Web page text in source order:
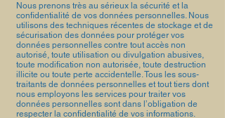
Nous prenons très au sérieux la sécurité et la
confidentialité de vos données personnelles. Nous
utilisons des techniques récentes de stockage et de
sécurisation des données pour protéger vos
données personnelles contre tout accès non
autorisé, toute utilisation ou divulgation abusives,
toute modification non autorisée, toute destruction
illicite ou toute perte accidentelle. Tous les sous-
traitants de données personnelles et tout tiers dont
nous employons les services pour traiter vos
données personnelles sont dans l’obligation de
respecter la confidentialité de vos informations.